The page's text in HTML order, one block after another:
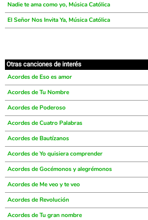
Nadie te ama como yo, Música Católica
El Señor Nos Invita Ya, Música Católica
Otras canciones de interés
Acordes de Eso es amor
Acordes de Tu Nombre
Acordes de Poderoso
Acordes de Cuatro Palabras
Acordes de Bautízanos
Acordes de Yo quisiera comprender
Acordes de Gocémonos y alegrémonos
Acordes de Me veo y te veo
Acordes de Revolución
Acordes de Tu gran nombre